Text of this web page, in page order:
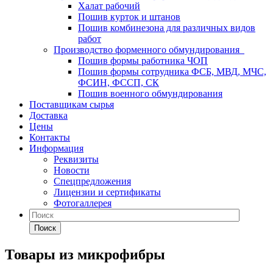
Халат рабочий
Пошив курток и штанов
Пошив комбинезона для различных видов
работ
Производство форменного обмундирования
Пошив формы работника ЧОП
Пошив формы сотрудника ФСБ, МВД, МЧС,
ФСИН, ФССП, СК
Пошив военного обмундирования
Поставщикам сырья
Доставка
Цены
Контакты
Информация
Реквизиты
Новости
Спецпредложения
Лицензии и сертификаты
Фотогаллерея
Поиск
Товары из микрофибры